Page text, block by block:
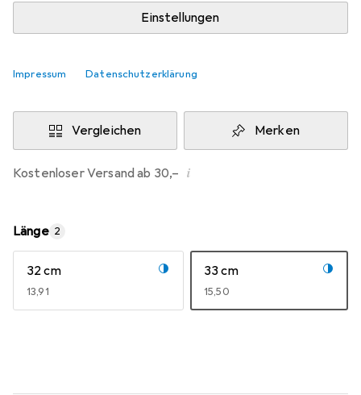
Einstellungen
Impressum Datenschutzerklärung
Vergleichen Merken
Kostenloser Versand ab 30,– i
Länge 2
32 cm
EUR
13,91
33 cm
EUR
15,50